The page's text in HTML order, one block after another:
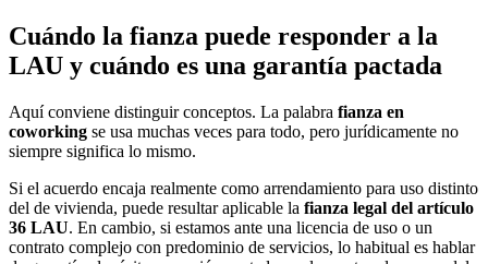
Cuándo la fianza puede responder a la
LAU y cuándo es una garantía pactada
Aquí conviene distinguir conceptos. La palabra fianza en
coworking se usa muchas veces para todo, pero jurídicamente no
siempre significa lo mismo.
Si el acuerdo encaja realmente como arrendamiento para uso distinto
del de vivienda, puede resultar aplicable la fianza legal del artículo
36 LAU. En cambio, si estamos ante una licencia de uso o un
contrato complejo con predominio de servicios, lo habitual es hablar